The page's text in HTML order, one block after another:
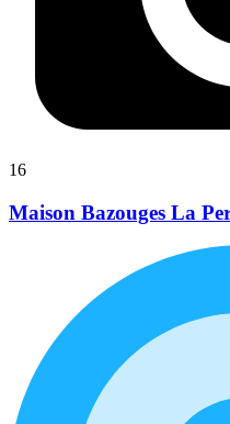
16
Maison Bazouges La